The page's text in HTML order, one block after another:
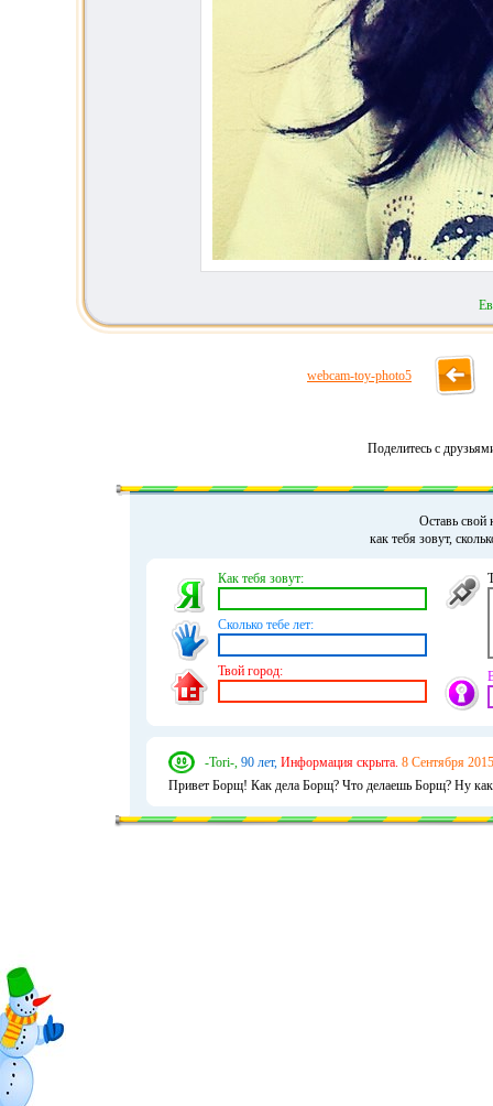
webcam-toy-photo5
Поделитесь с
Оставь свой
как тебя зовут,
Как тебя зовут:
Сколько тебе лет:
Твой город:
-Tori-, 90 лет, Информация скрыта. 8 Сентября
Привет Борщ! Как дела Борщ? Что делаешь Борщ? Ну как